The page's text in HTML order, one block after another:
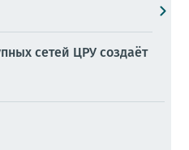
сетей ЦРУ создаёт